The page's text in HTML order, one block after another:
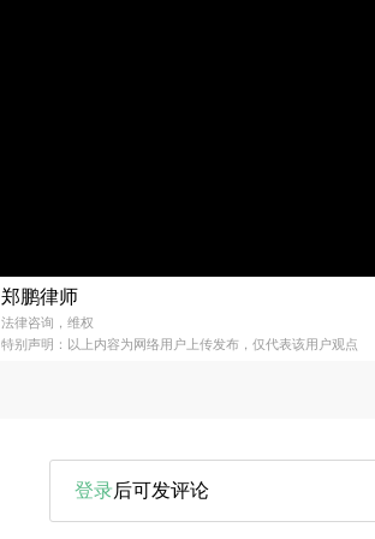
郑鹏律师
法律咨询，维权
特别声明：以上内容为网络用户上传发布，仅代表该用户观点
登录后可发评论